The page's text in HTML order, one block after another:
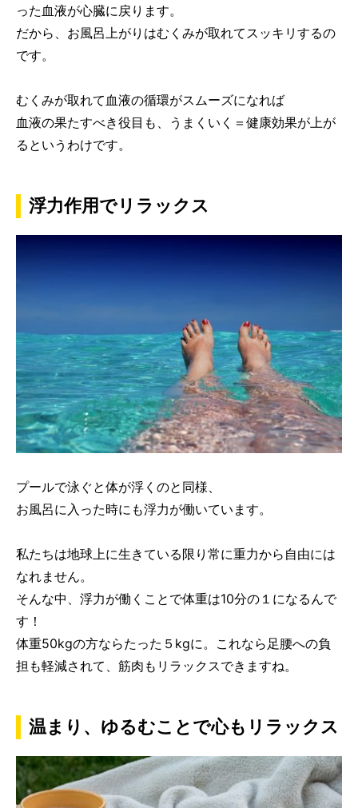
った血液が心臓に戻ります。
だから、お風呂上がりはむくみが取れてスッキリするの
です。
むくみが取れて血液の循環がスムーズになれば
血液の果たすべき役目も、うまくいく＝健康効果が上が
るというわけです。
浮力作用でリラックス
プールで泳ぐと体が浮くのと同様、
お風呂に入った時にも浮力が働いています。
私たちは地球上に生きている限り常に重力から自由には
なれません。
そんな中、浮力が働くことで体重は10分の１になるんで
す！
体重50kgの方ならたった５kgに。これなら足腰への負
担も軽減されて、筋肉もリラックスできますね。
温まり、ゆるむことで心もリラックス